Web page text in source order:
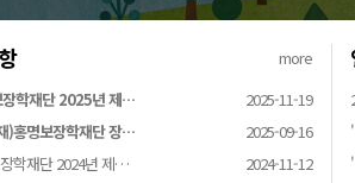
more
장학재단 2025년 제…
2025-11-19
)홍명보장학재단 장…
2025-09-16
학재단 2024년 제…
2024-11-12